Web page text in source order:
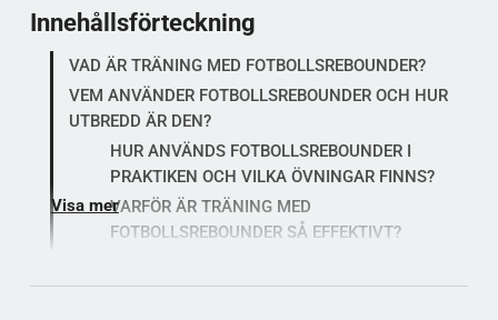
Innehållsförteckning
VAD ÄR TRÄNING MED FOTBOLLSREBOUNDER?
VEM ANVÄNDER FOTBOLLSREBOUNDER OCH HUR
UTBREDD ÄR DEN?
HUR ANVÄNDS FOTBOLLSREBOUNDER I
PRAKTIKEN OCH VILKA ÖVNINGAR FINNS?
VARFÖR ÄR TRÄNING MED
FOTBOLLSREBOUNDER SÅ EFFEKTIVT?
INNOVATION
Visa mer